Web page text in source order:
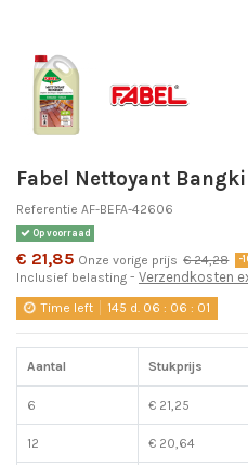
Fabel Nettoyant
Referentie AF-BEFA-42606
Op voorraad
€ 21,85 Onze vorige prijs € 24,28 -
Inclusief belasting Verzendkosten
Time left 145 d. 06 : 06 : 01
Aantal Stukprijs
6 € 21,25
12 € 20,64